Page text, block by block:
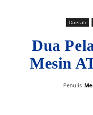
Daerah
Dua
Mesin
Penulis